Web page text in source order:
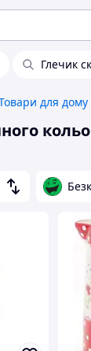
Глечик
для дому